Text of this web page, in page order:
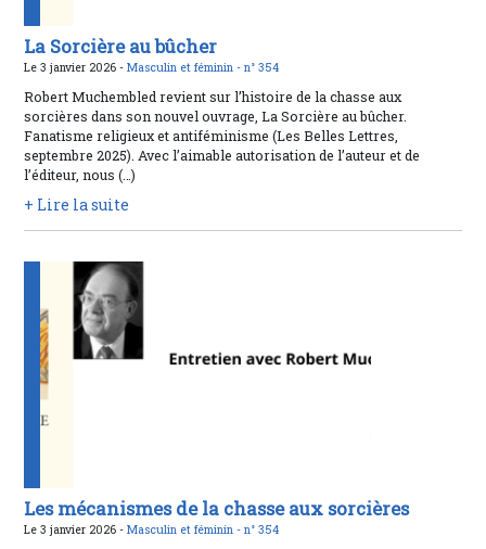
La Sorcière au bûcher
Le 3 janvier 2026 -Masculin et féminin -n° 354
Robert Muchembled revient sur l’histoire de la chasse aux
sorcières dans son nouvel ouvrage, La Sorcière au bûcher.
Fanatisme religieux et antiféminisme (Les Belles Lettres,
septembre 2025). Avec l’aimable autorisation de l’auteur et de
l’éditeur, nous (…)
+ Lire la suite
Les mécanismes de la chasse aux sorcières
Le 3 janvier 2026 -Masculin et féminin -n° 354